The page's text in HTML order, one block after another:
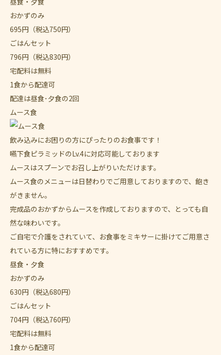
おかずのみ
695円 （税込750円）
ごはんセット
796円 （税込830円）
宅配料は無料
1食から配達可
配達は昼食･夕食の2回
ムース食
飲み込みにお困りの方にぴったりのお食事です！
嚥下食ピラミッドのLv.4に対応可能しております
ムースはスプーンでお召し上がりいただけます。
ムース食のメニューは日替わりでご用意しておりますので、飽き
がきません。
完成品のおかずからムースを作成しておりますので、とっても自
然な味わいです。
ご自宅で介護をされていて、お食事をミキサーに掛けてご用意さ
れている方に特におすすめです。
昼食・夕食
おかずのみ
630円 （税込680円）
ごはんセット
704円 （税込760円）
宅配料は無料
1食から配達可